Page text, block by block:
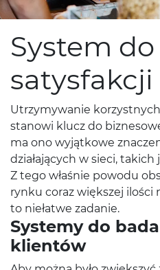
System
Utrzymywanie
stanowi klucz do
ma ono wyjątkowe
działających w sieci,
Z tego właśnie powodu
rynku coraz większej ilości
to niełatwe zadanie.
Systemy do
klientów